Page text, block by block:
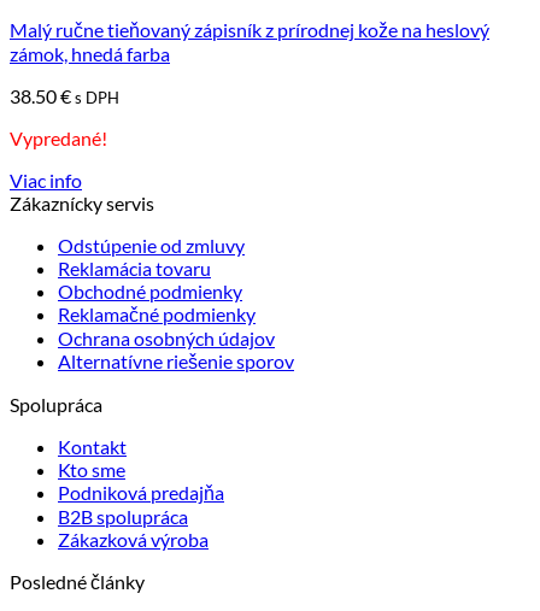
Malý ručne tieňovaný zápisník z prírodnej kože na heslový
zámok, hnedá farba
38.50€s DPH
Vypredané!
Viac info
Zákaznícky servis
Odstúpenie od zmluvy
Reklamácia tovaru
Obchodné podmienky
Reklamačné podmienky
Ochrana osobných údajov
Alternatívne riešenie sporov
Spolupráca
Kontakt
Kto sme
Podniková predajňa
B2B spolupráca
Zákazková výroba
Posledné články